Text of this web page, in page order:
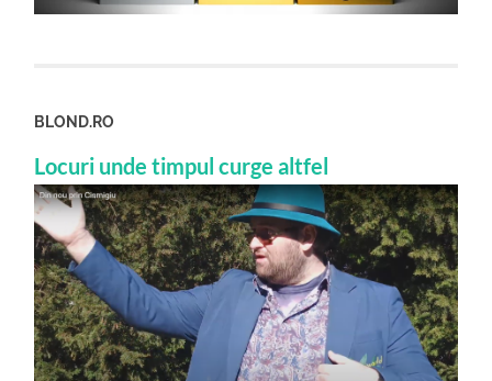
BLOND.RO
Locuri unde timpul curge altfel